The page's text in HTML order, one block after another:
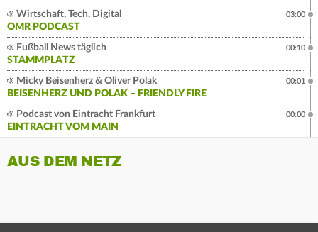
Wirtschaft, Tech, Digital
OMR PODCAST
03:00
Fußball News täglich
STAMMPLATZ
00:10
Micky Beisenherz & Oliver Polak
BEISENHERZ UND POLAK – FRIENDLY FIRE
00:01
Podcast von Eintracht Frankfurt
EINTRACHT VOM MAIN
00:00
AUS DEM NETZ